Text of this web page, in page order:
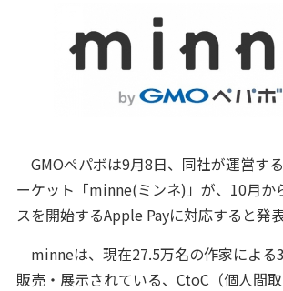
GMOぺパボは9月8日、同社が運営す
ーケット「minne(ミンネ)」が、10月か
スを開始するApple Payに対応すると発表
minneは、現在27.5万名の作家による
販売・展示されている、CtoC（個人間